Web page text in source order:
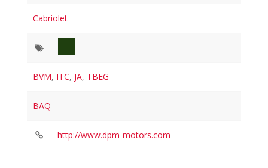
Cabriolet
BVM, ITC, JA, TBEG
BAQ
http://www.dpm-motors.com